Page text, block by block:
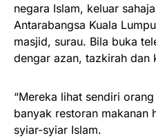
negara Islam, keluar
Antarabangsa Kuala
masjid, surau. Bila buka
dengar azan, tazkirah dan
“Mereka lihat sendiri
banyak restoran makanan
syiar-syiar Islam.